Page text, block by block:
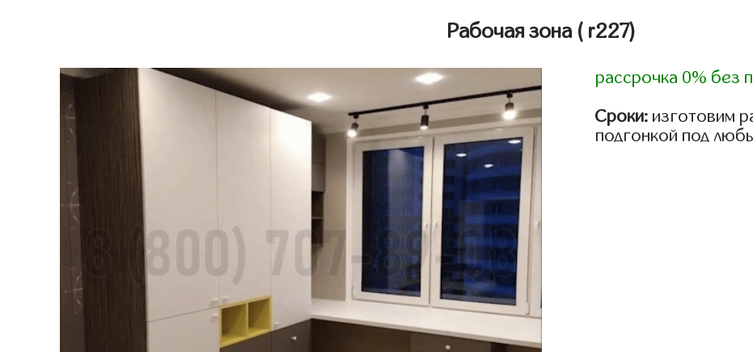
Рабочая зона ( r227)
рассрочка 0% без
Сроки: изготовим
подгонкой под